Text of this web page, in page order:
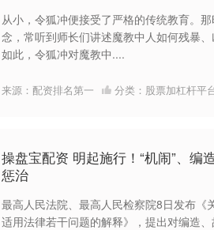
从小，令狐冲便接受了严格的传统教育。
念，常听到师长们讲述魔教中人如何残暴
如此，令狐冲对魔教中....
来源：配资排名第一 分类： 股票加杠杆平
操盘宝配资 明起施行！“机闹”、编
惩治
最高人民法院、最高人民检察院8日发布《
适用法律若干问题的解释》，提出对编造